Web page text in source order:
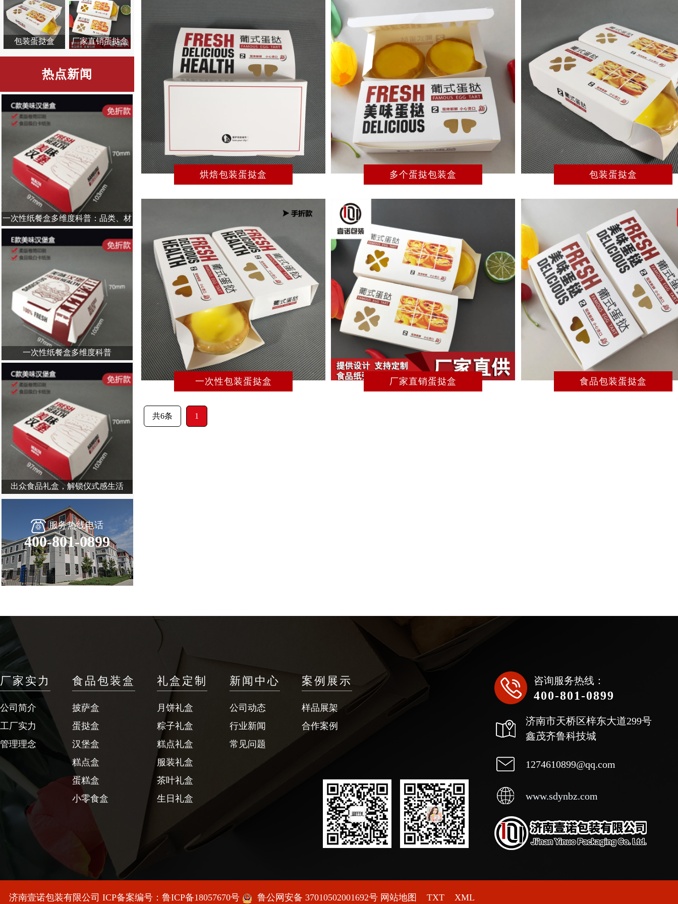
包装蛋挞盒 厂家直销蛋挞盒
热点新闻
一次性纸餐盒多维度科普：品类、材
一次性纸餐盒多维度科普
出众食品礼盒，解锁仪式感生活
服务热线电话
400-801-0899
烘焙包装蛋挞盒
—— MORE
多个蛋挞包装盒
—— MORE
包装蛋挞盒
—— MORE
一次性包装蛋挞盒 厂家直销蛋挞盒 食品包装蛋挞盒
共6条 1
厂家实力
公司简介
工厂实力
管理理念
食品包装盒
披萨盒
蛋挞盒
汉堡盒
糕点盒
蛋糕盒
小零食盒
礼盒定制
月饼礼盒
粽子礼盒
糕点礼盒
服装礼盒
茶叶礼盒
生日礼盒
新闻中心
公司动态
行业新闻
常见问题
案例展示
样品展架
合作案例
咨询服务热线：
400-801-0899
济南市天桥区梓东大道299号
鑫茂齐鲁科技城
1274610899@qq.com
www.sdynbz.com
济南壹诺包装有限公司 ICP备案编号： 鲁ICP备18057670号 鲁公网安备 37010502001692号 网站地图 TXT XML